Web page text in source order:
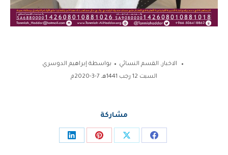
الاخبار, القسم النسائي بواسطةإبراهيم الدوسري
السبت 12 رجب 1441هـ 7-3-2020م
مشاركة
Share
Share
Share
Share